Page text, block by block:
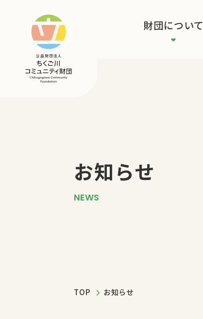
財団について
お知らせ
NEWS
TOP お知らせ